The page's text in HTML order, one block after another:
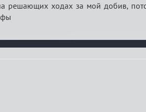
ходах за мой добив,